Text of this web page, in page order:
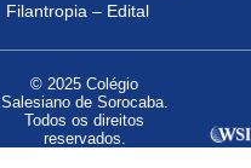
Filantropia – Edital
© 2025 Colégio
Salesiano de Sorocaba.
Todos os direitos
reservados.